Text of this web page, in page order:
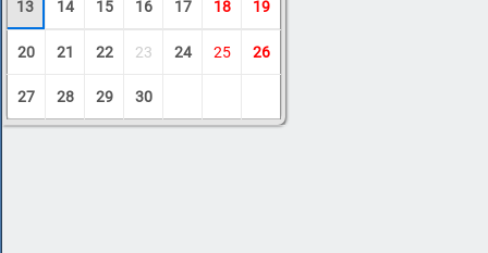
13 14 15 16 17 18 19
20 21 22 23 24 25 26
27 28 29 30